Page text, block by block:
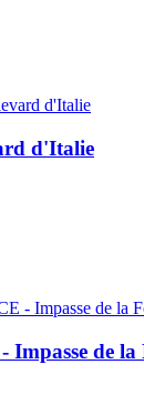
d'Italie
de la